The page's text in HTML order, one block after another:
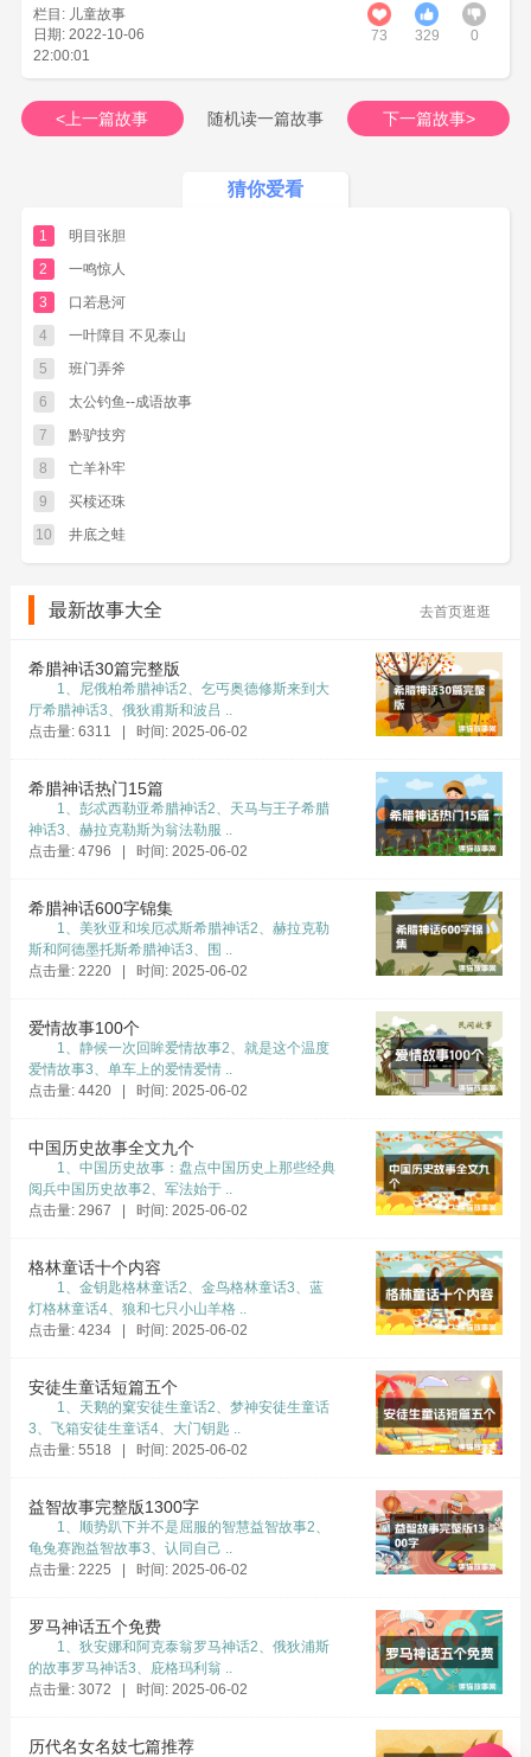
去，目光无意中落入树上的一只蝉(cicada)的身
上，他马上有了念头。
第二天一大早，这位大臣便来到王宫的后花园
内，他知道每日早朝前吴王都要到这里散步，所
过了大约两个时辰，吴王果然在宫女的陪同下，
紧盯着一棵树。
吴王看到这位大臣的衣服已经被露水打湿了，却
仿佛没有察觉一般，眼睛死死地盯着树枝在看什
么，手里还擒着一只弹弓，便很纳闷地拍拍他的
肩，问道：
“喂，你一大早在这里做什么？何以如何入神，连
衣服湿了都不知道？”
那位大臣故意装作仿佛刚刚看到吴王，赶忙施礼
赔罪道：
“刚才只顾看那树上的蝉和螳螂(prayingmantis)，
竟不知大王的到来，请大王恕罪。”
吴王招招手，却好奇地问：
“你究竟在看什么？”
那位大臣说道：
“我刚才看到一只蝉在喝露水，毫无觉察一只螳螂
正弓首腰预备捕食它，而螳螂也想不到一只黄雀
正在把嘴瞄准了自己，黄雀更想不到我手上的弹
弓会要它的命……”
“我晓畅了，不要再说了。”
终于，吴王打消了攻打楚国的念头。
栏目: 儿童故事
日期: 2022-10-06
22:00:01
73 329 0
<上一篇故事 随机读一篇故事 下一篇故事>
猜你爱看
1
明目张胆
2
一鸣惊人
3
口若悬河
4
一叶障目 不见泰山
5
班门弄斧
6
太公钓鱼--成语故事
7
黔驴技穷
8
亡羊补牢
9
买椟还珠
10
井底之蛙
最新故事大全 去首页逛逛
希腊神话30篇完整版
1、尼俄柏希腊神话2、乞丐奥德修斯来到大
厅希腊神话3、俄狄甫斯和波吕 ..
点击量: 6311 | 时间: 2025-06-02
希腊神话热门15篇
1、彭忒西勒亚希腊神话2、天马与王子希腊
神话3、赫拉克勒斯为翁法勒服 ..
点击量: 4796 | 时间: 2025-06-02
希腊神话600字锦集
1、美狄亚和埃厄忒斯希腊神话2、赫拉克勒
斯和阿德墨托斯希腊神话3、围 ..
点击量: 2220 | 时间: 2025-06-02
爱情故事100个
1、静候一次回眸爱情故事2、就是这个温度
爱情故事3、单车上的爱情爱情 ..
点击量: 4420 | 时间: 2025-06-02
中国历史故事全文九个
1、中国历史故事：盘点中国历史上那些经典
阅兵中国历史故事2、军法始于 ..
点击量: 2967 | 时间: 2025-06-02
格林童话十个内容
1、金钥匙格林童话2、金鸟格林童话3、蓝
灯格林童话4、狼和七只小山羊格 ..
点击量: 4234 | 时间: 2025-06-02
安徒生童话短篇五个
1、天鹅的窠安徒生童话2、梦神安徒生童话
3、飞箱安徒生童话4、大门钥匙 ..
点击量: 5518 | 时间: 2025-06-02
益智故事完整版1300字
1、顺势趴下并不是屈服的智慧益智故事2、
龟兔赛跑益智故事3、认同自己 ..
点击量: 2225 | 时间: 2025-06-02
罗马神话五个免费
1、狄安娜和阿克泰翁罗马神话2、俄狄浦斯
的故事罗马神话3、庇格玛利翁 ..
点击量: 3072 | 时间: 2025-06-02
历代名女名妓七篇推荐